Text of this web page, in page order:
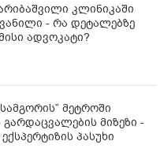
კლინიკაში
- რა დეტალებზე
ადვოკატი?
მეტროში
გარდაცვალების მიზეზი -
პასუხი